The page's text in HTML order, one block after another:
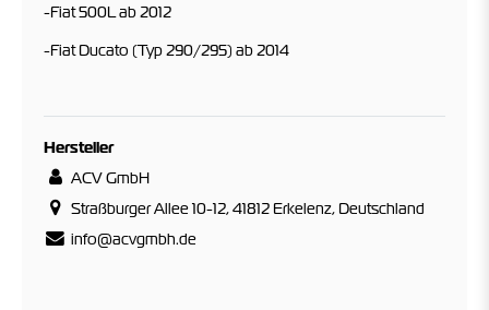
-Fiat 500L ab 2012
-Fiat Ducato (Typ 290/295) ab 2014
Hersteller
ACV GmbH
Straßburger Allee 10-12, 41812 Erkelenz, Deutschland
info@acvgmbh.de